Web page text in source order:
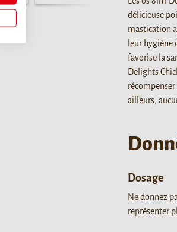
délicieuse
mastication
leur hygiène
favorise la
Delights
ailleurs,
Dosage
Ne donnez
représenter